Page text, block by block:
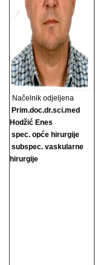
Načelnik odjeljena
Prim.doc.dr.sci.med
Hodžić Enes
spec. opće hirurgije
subspec. vaskularne
hirurgije